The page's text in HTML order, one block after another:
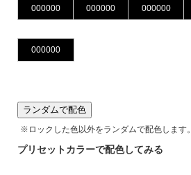
ランダムで配色
※ロックした色以外をランダムで配色します。
プリセットカラーで配色してみる